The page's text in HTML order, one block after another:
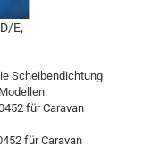
E,
Scheibendichtung
für Caravan
für Caravan